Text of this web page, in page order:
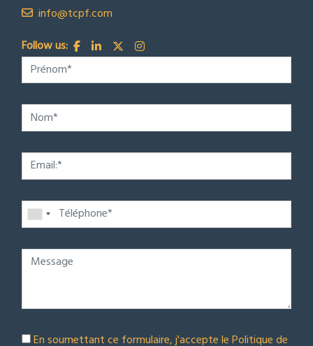
info@tcpf.com
Follow us:
En soumettant ce formulaire, j'accepte lePolitique de